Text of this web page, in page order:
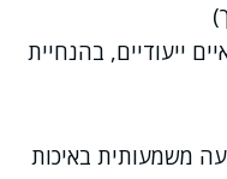
ייעודיים, בהנחיית
משמעותית באיכות